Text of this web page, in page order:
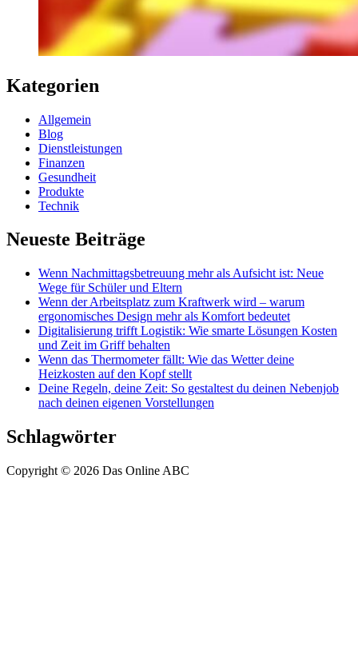
Kategorien
Allgemein
Blog
Dienstleistungen
Finanzen
Gesundheit
Produkte
Technik
Neueste Beiträge
Wenn Nachmittagsbetreuung mehr als Aufsicht ist: Neue
Wege für Schüler und Eltern
Wenn der Arbeitsplatz zum Kraftwerk wird – warum
ergonomisches Design mehr als Komfort bedeutet
Digitalisierung trifft Logistik: Wie smarte Lösungen Kosten
und Zeit im Griff behalten
Wenn das Thermometer fällt: Wie das Wetter deine
Heizkosten auf den Kopf stellt
Deine Regeln, deine Zeit: So gestaltest du deinen Nebenjob
nach deinen eigenen Vorstellungen
Schlagwörter
Copyright © 2026 Das Online ABC